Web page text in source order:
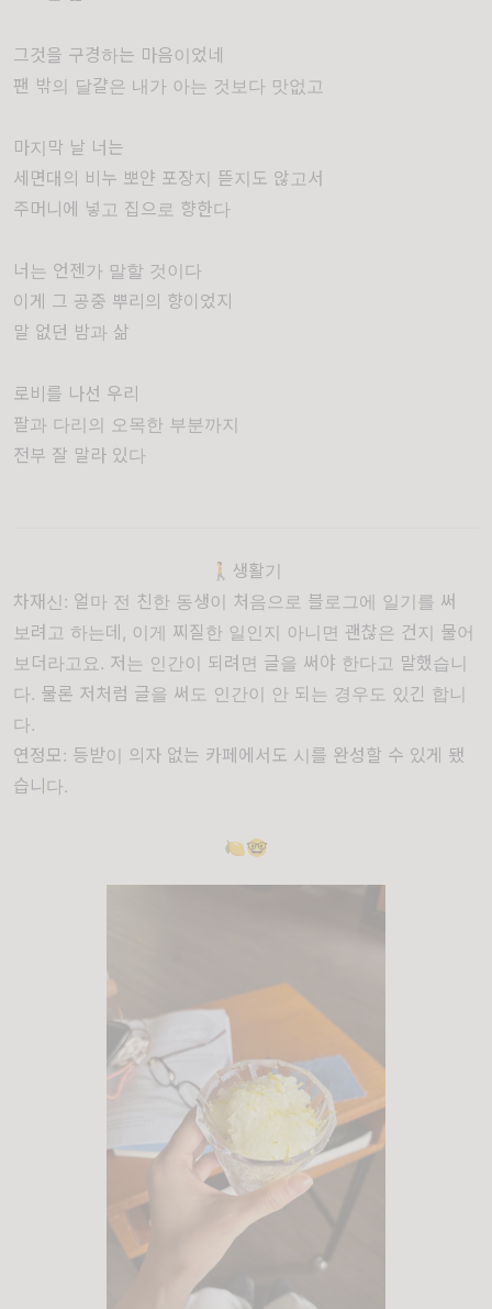
그것을 구경하는 마음이었네
팬 밖의 달걀은 내가 아는 것보다 맛없고
마지막 날 너는
세면대의 비누 뽀얀 포장지 뜯지도 않고서
주머니에 넣고 집으로 향한다
너는 언젠가 말할 것이다
이게 그 공중 뿌리의 향이었지
말 없던 밤과 삶
로비를 나선 우리
팔과 다리의 오목한 부분까지
전부 잘 말라 있다
🚶생활기
차재신: 얼마 전 친한 동생이 처음으로 블로그에 일기를 써
보려고 하는데, 이게 찌질한 일인지 아니면 괜찮은 건지 물어
보더라고요. 저는 인간이 되려면 글을 써야 한다고 말했습니
다. 물론 저처럼 글을 써도 인간이 안 되는 경우도 있긴 합니
다.
연정모: 등받이 의자 없는 카페에서도 시를 완성할 수 있게 됐
습니다.
🍋🤓